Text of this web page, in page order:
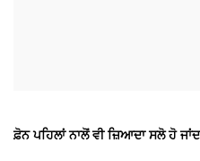
ਫ਼ੋਨ ਪਹਿਲਾਂ ਨਾਲੋਂ ਵੀ ਜ਼ਿਆਦਾ ਸਲੋ ਹੋ